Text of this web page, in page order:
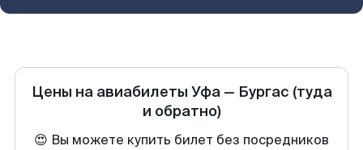
Цены на авиабилеты Уфа— Бургас (туда
и обратно)
😍 Вы можете купить билет без посредников